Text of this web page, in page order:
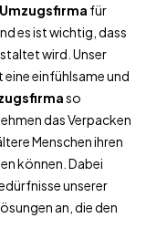
Umzugsfirma für
es ist wichtig, dass
wird. Unser
einfühlsame und
so
das Verpacken
Menschen ihren
können. Dabei
unserer
an, die den